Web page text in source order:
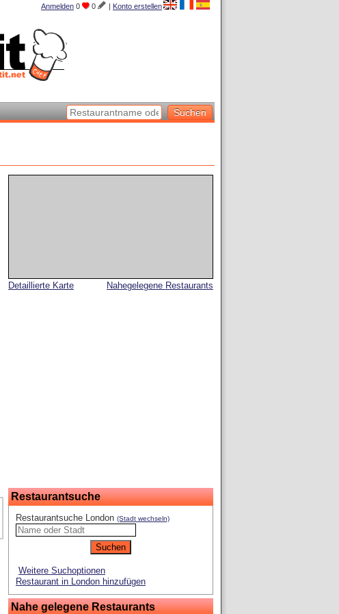
Anmelden 0 0 | Konto erstellen
Nahegelegene Restaurants
Detaillierte Karte
Restaurantsuche
Restaurantsuche London (Stadt wechseln)
Weitere Suchoptionen
Restaurant in London hinzufügen
Nahe gelegene Restaurants